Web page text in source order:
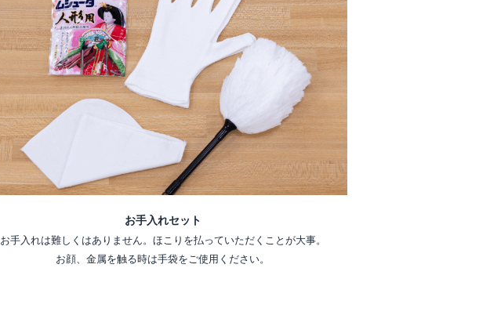
お手入れセット
お手入れは難しくはありません。ほこりを払っていただくことが大事。
お顔、金属を触る時は手袋をご使用ください。